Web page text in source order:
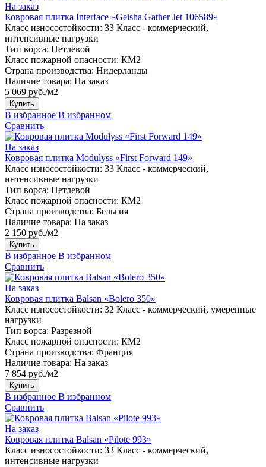
На заказ
Ковровая плитка Interface «Geisha Gather Jet 106589»
Класс износостойкости: 33 Класс - коммерческий,
интенсивные нагрузки
Тип ворса: Петлевой
Класс пожарной опасности: КМ2
Страна производства: Нидерланды
Наличие товара: На заказ
5 069 руб./м2
Купить
В избранное В избранном
Сравнить
На заказ
Ковровая плитка Modulyss «First Forward 149»
Класс износостойкости: 33 Класс - коммерческий,
интенсивные нагрузки
Тип ворса: Петлевой
Класс пожарной опасности: КМ2
Страна производства: Бельгия
Наличие товара: На заказ
2 150 руб./м2
Купить
В избранное В избранном
Сравнить
На заказ
Ковровая плитка Balsan «Bolero 350»
Класс износостойкости: 32 Класс - коммерческий, умеренные
нагрузки
Тип ворса: Разрезной
Класс пожарной опасности: КМ2
Страна производства: Франция
Наличие товара: На заказ
7 854 руб./м2
Купить
В избранное В избранном
Сравнить
На заказ
Ковровая плитка Balsan «Pilote 993»
Класс износостойкости: 33 Класс - коммерческий,
интенсивные нагрузки